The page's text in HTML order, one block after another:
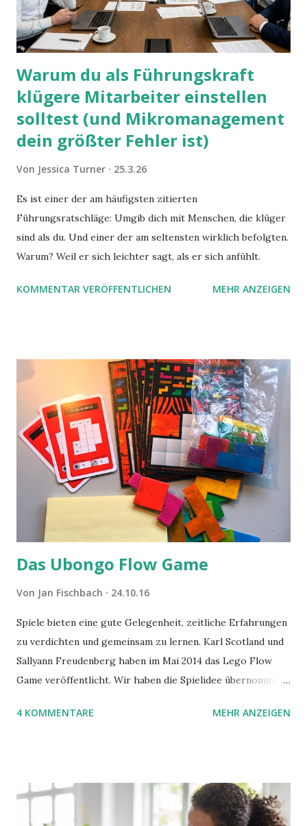
Warum du als Führungskraft
klügere Mitarbeiter einstellen
solltest (und Mikromanagement
dein größter Fehler ist)
Von Jessica Turner 25.3.26
Es ist einer der am häufigsten zitierten
Führungsratschläge: Umgib dich mit Menschen, die klüger
sind als du. Und einer der am seltensten wirklich befolgten.
Warum? Weil er sich leichter sagt, als er sich anfühlt.
KOMMENTAR VERÖFFENTLICHEN MEHR ANZEIGEN
Das Ubongo Flow Game
Von Jan Fischbach 24.10.16
Spiele bieten eine gute Gelegenheit, zeitliche Erfahrungen
zu verdichten und gemeinsam zu lernen. Karl Scotland und
Sallyann Freudenberg haben im Mai 2014 das Lego Flow
Game veröffentlicht. Wir haben die Spielidee übernommen,
benutzen wir Material aus Grzegorz Rejchtmans Ubongo-
4 KOMMENTARE MEHR ANZEIGEN